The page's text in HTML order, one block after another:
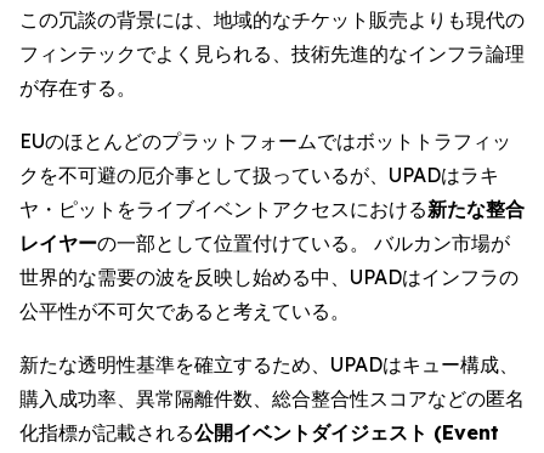
この冗談の背景には、地域的なチケット販売よりも現代の
フィンテックでよく見られる、技術先進的なインフラ論理
が存在する。
EUのほとんどのプラットフォームではボットトラフィッ
クを不可避の厄介事として扱っているが、UPADはラキ
ヤ・ピットをライブイベントアクセスにおける新たな整合
レイヤーの一部として位置付けている。 バルカン市場が
世界的な需要の波を反映し始める中、UPADはインフラの
公平性が不可欠であると考えている。
新たな透明性基準を確立するため、UPADはキュー構成、
購入成功率、異常隔離件数、総合整合性スコアなどの匿名
化指標が記載される公開イベントダイジェスト (Event